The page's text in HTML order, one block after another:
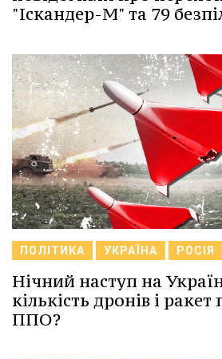
"Іскандер-М" та 79
ПОЛІТИКА УКРАЇНА РОСІЯ
Нічний наступ на
кількість дронів і
ППО?